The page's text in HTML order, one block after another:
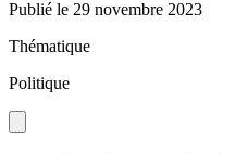
Publié le 29 novembre 2023
Thématique
Politique